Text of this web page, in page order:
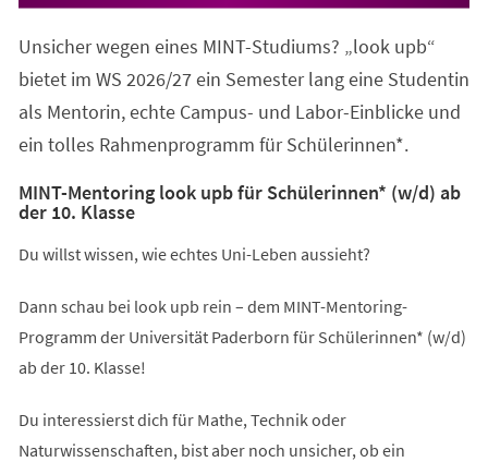
Unsicher wegen eines MINT-Studiums? „look upb“
bietet im WS 2026/27 ein Semester lang eine Studentin
als Mentorin, echte Campus- und Labor-Einblicke und
ein tolles Rahmenprogramm für Schülerinnen*.
MINT-Mentoring look upb für Schülerinnen* (w/d) ab
der 10. Klasse
Du willst wissen, wie echtes Uni-Leben aussieht?
Dann schau bei look upb rein – dem MINT-Mentoring-
Programm der Universität Paderborn für Schülerinnen* (w/d)
ab der 10. Klasse!
Du interessierst dich für Mathe, Technik oder
Naturwissenschaften, bist aber noch unsicher, ob ein